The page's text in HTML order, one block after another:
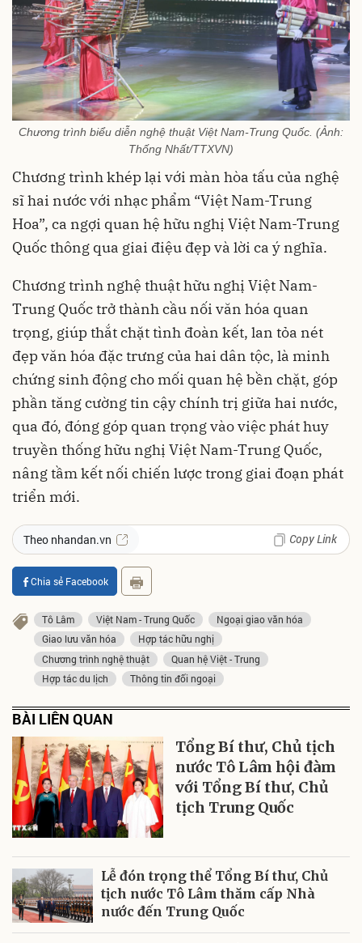
Chương trình biểu diễn nghệ thuật Việt Nam-Trung Quốc. (Ảnh:
Thống Nhất/TTXVN)
Chương trình khép lại với màn hòa tấu của nghệ
sĩ hai nước với nhạc phẩm “Việt Nam-Trung
Hoa”, ca ngợi quan hệ hữu nghị Việt Nam-Trung
Quốc thông qua giai điệu đẹp và lời ca ý nghĩa.
Chương trình nghệ thuật hữu nghị Việt Nam-
Trung Quốc trở thành cầu nối văn hóa quan
trọng, giúp thắt chặt tình đoàn kết, lan tỏa nét
đẹp văn hóa đặc trưng của hai dân tộc, là minh
chứng sinh động cho mối quan hệ bền chặt, góp
phần tăng cường tin cậy chính trị giữa hai nước,
qua đó, đóng góp quan trọng vào việc phát huy
truyền thống hữu nghị Việt Nam-Trung Quốc,
nâng tầm kết nối chiến lược trong giai đoạn phát
triển mới.
Theo nhandan.vn Copy Link
Chia sẻ Facebook
Tô Lâm Việt Nam - Trung Quốc
Ngoại giao văn hóa
Giao lưu văn hóa
Hợp tác hữu nghị
Chương trình nghệ thuật
Quan hệ Việt - Trung
Hợp tác du lịch
Thông tin đối ngoại
BÀI LIÊN QUAN
Tổng Bí thư, Chủ tịch
nước Tô Lâm hội đàm
với Tổng Bí thư, Chủ
tịch Trung Quốc
Lễ đón trọng thể Tổng Bí thư, Chủ
tịch nước Tô Lâm thăm cấp Nhà
nước đến Trung Quốc